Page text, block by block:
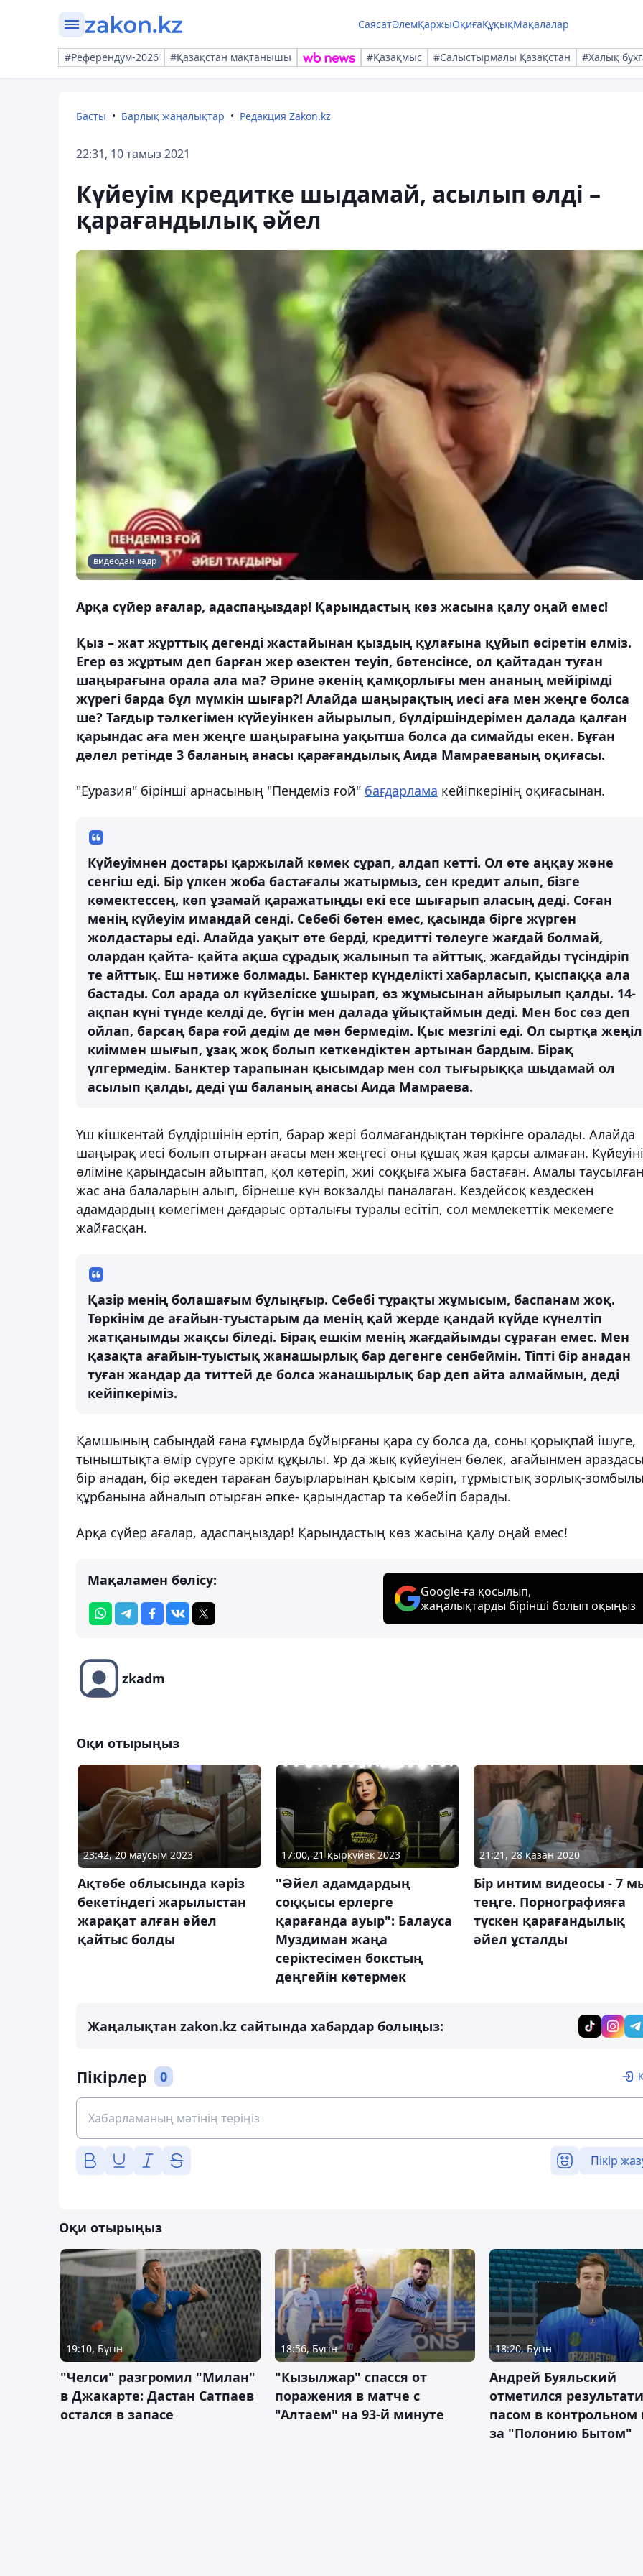
СаясатӘлемҚаржыОқиғаҚұқықМақалалар
#Референдум-2026 #Қазақстан мақтанышы #Қазақмыс #Салыстырмалы Қазақстан #Халық
Басты Барлық жаңалықтар Редакция Zakon.kz
22:31, 10 тамыз 2021
Күйеуім кредитке шыдамай, асылып өлді –
қарағандылық әйел
видеодан кадр
Арқа сүйер ағалар, адаспаңыздар! Қарындастың көз жасына қалу оңай емес!
Қыз – жат жұрттық дегенді жастайынан қыздың құлағына құйып өсіретін елміз.
Егер өз жұртым деп барған жер өзектен теуіп, бөтенсінсе, ол қайтадан туған
шаңырағына орала ала ма? Әрине әкенің қамқорлығы мен ананың мейірімді
жүрегі барда бұл мүмкін шығар?! Алайда шаңырақтың иесі аға мен жеңге болса
ше? Тағдыр тәлкегімен күйеуінкен айырылып, бүлдіршіндерімен далада қалған
қарындас аға мен жеңге шаңырағына уақытша болса да симайды екен. Бұған
дәлел ретінде 3 баланың анасы қарағандылық Аида Мамраеваның оқиғасы.
"Еуразия" бірінші арнасының "Пендеміз ғой" бағдарлама кейіпкерінің оқиғасынан.
Күйеуімнен достары қаржылай көмек сұрап, алдап кетті. Ол өте аңқау және
сенгіш еді. Бір үлкен жоба бастағалы жатырмыз, сен кредит алып, бізге
көмектессең, көп ұзамай қаражатыңды екі есе шығарып аласың деді. Соған
менің күйеуім имандай сенді. Себебі бөтен емес, қасында бірге жүрген
жолдастары еді. Алайда уақыт өте берді, кредитті төлеуге жағдай болмай,
олардан қайта- қайта ақша сұрадық жалынып та айттық, жағдайды түсіндіріп
те айттық. Еш нәтиже болмады. Банктер күнделікті хабарласып, қыспаққа ала
бастады. Сол арада ол күйзеліске ұшырап, өз жұмысынан айырылып қалды. 14-
ақпан күні түнде келді де, бүгін мен далада ұйықтаймын деді. Мен бос сөз деп
ойлап, барсаң бара ғой дедім де мән бермедім. Қыс мезгілі еді. Ол сыртқа жеңіл
киіммен шығып, ұзақ жоқ болып кеткендіктен артынан бардым. Бірақ
үлгермедім. Банктер тарапынан қысымдар мен сол тығырыққа шыдамай ол
асылып қалды, деді үш баланың анасы Аида Мамраева.
Үш кішкентай бүлдіршінін ертіп, барар жері болмағандықтан төркінге оралады. Алайда
шаңырақ иесі болып отырған ағасы мен жеңгесі оны құшақ жая қарсы алмаған.
өліміне қарындасын айыптап, қол көтеріп, жиі соққыға жыға бастаған. Амалы таусылған
жас ана балаларын алып, бірнеше күн вокзалды паналаған. Кездейсоқ кездескен
адамдардың көмегімен дағдарыс орталығы туралы есітіп, сол мемлекеттік мекемеге
жайғасқан.
Қазір менің болашағым бұлыңғыр. Себебі тұрақты жұмысым, баспанам жоқ.
Төркінім де ағайын-туыстарым да менің қай жерде қандай күйде күнелтіп
жатқанымды жақсы біледі. Бірақ ешкім менің жағдайымды сұраған емес. Мен
қазақта ағайын-туыстық жанашырлық бар дегенге сенбеймін. Тіпті бір анадан
туған жандар да титтей де болса жанашырлық бар деп айта алмаймын, деді
кейіпкеріміз.
Қамшының сабындай ғана ғұмырда бұйырғаны қара су болса да, соны қорықпай ішуге,
тыныштықта өмір сүруге әркім құқылы. Ұр да жық күйеуінен бөлек, ағайынмен
бір анадан, бір әкеден тараған бауырларынан қысым көріп, тұрмыстық зорлық-
құрбанына айналып отырған әпке- қарындастар та көбейіп барады.
Арқа сүйер ағалар, адаспаңыздар! Қарындастың көз жасына қалу оңай емес!
Мақаламен бөлісу:
Google-ға қосылып,
жаңалықтарды бірінші болып оқыңыз
zkadm
Оқи отырыңыз
23:42, 20 маусым 2023
Ақтөбе облысында кәріз
бекетіндегі жарылыстан
жарақат алған әйел
қайтыс болды
17:00, 21 қыркүйек 2023
"Әйел адамдардың
соққысы ерлерге
қарағанда ауыр": Балауса
Муздиман жаңа
серіктесімен бокстың
деңгейін көтермек
21:21, 28 қазан 2020
Бір интим видеосы - 7
теңге. Порнографияға
түскен қарағандылық
әйел ұсталды
Жаңалықтан zakon.kz сайтында хабардар болыңыз:
Пікірлер 0
Пікір
Оқи отырыңыз
19:10, Бүгін
"Челси" разгромил "Милан"
в Джакарте: Дастан Сатпаев
остался в запасе
18:56, Бүгін
"Кызылжар" спасся от
поражения в матче с
"Алтаем" на 93-й минуте
18:20, Бүгін
Андрей Буяльский
отметился
пасом в контрольном
за "Полонию Бытом"